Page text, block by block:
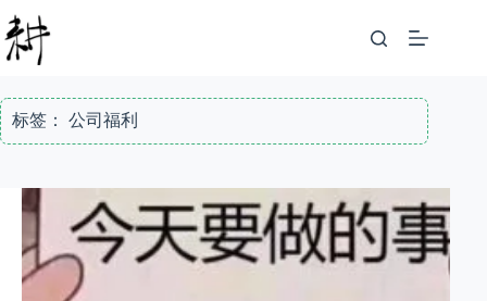
至
内
标签： 公司福利